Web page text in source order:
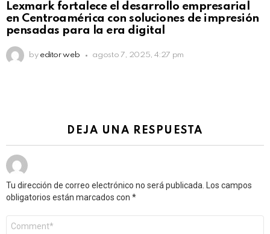
Lexmark fortalece el desarrollo empresarial
en Centroamérica con soluciones de impresión
pensadas para la era digital
by editor web agosto 7, 2025, 4:27 pm
DEJA UNA RESPUESTA
Tu dirección de correo electrónico no será publicada.
Los campos
obligatorios están marcados con *